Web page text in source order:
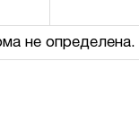
не определена.